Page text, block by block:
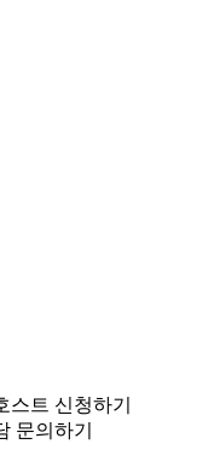
스트 신청하기
문의하기